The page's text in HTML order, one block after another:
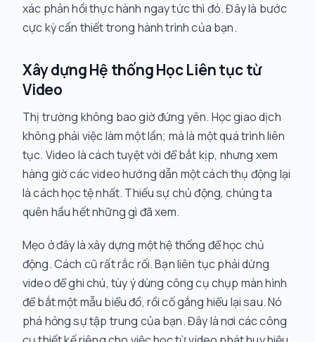
xác phản hồi thực hành ngay tức thì đó. Đây là bước
cực kỳ cần thiết trong hành trình của bạn.
Xây dựng Hệ thống Học Liên tục từ
Video
Thị trường không bao giờ đứng yên. Học giao dịch
không phải việc làm một lần; mà là một quá trình liên
tục. Video là cách tuyệt vời để bắt kịp, nhưng xem
hàng giờ các video hướng dẫn một cách thụ động lại
là cách học tệ nhất. Thiếu sự chủ động, chúng ta
quên hầu hết những gì đã xem.
Mẹo ở đây là xây dựng một hệ thống đểhọc chủ
động. Cách cũ rất rắc rối. Bạn liên tục phải dừng
video để ghi chú, tùy ý dùng công cụ chụp màn hình
để bắt một mẫu biểu đồ, rồi cố gắng hiểu lại sau. Nó
phá hỏng sự tập trung của bạn. Đây là nơi các công